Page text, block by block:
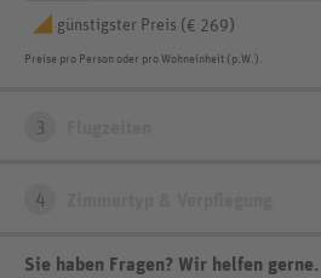
günstigster Preis (€ 269)
Preise pro Person oder pro Wohneinheit (p.W.).
3
4
Sie haben Fragen? Wir helfen gerne.